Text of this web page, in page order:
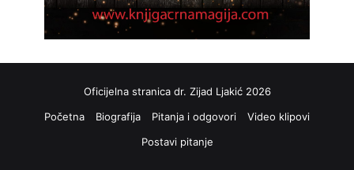
Oficijelna stranica dr. Zijad Ljakić 2026
Početna
Biografija Pitanja i odgovori
Video klipovi
Postavi pitanje